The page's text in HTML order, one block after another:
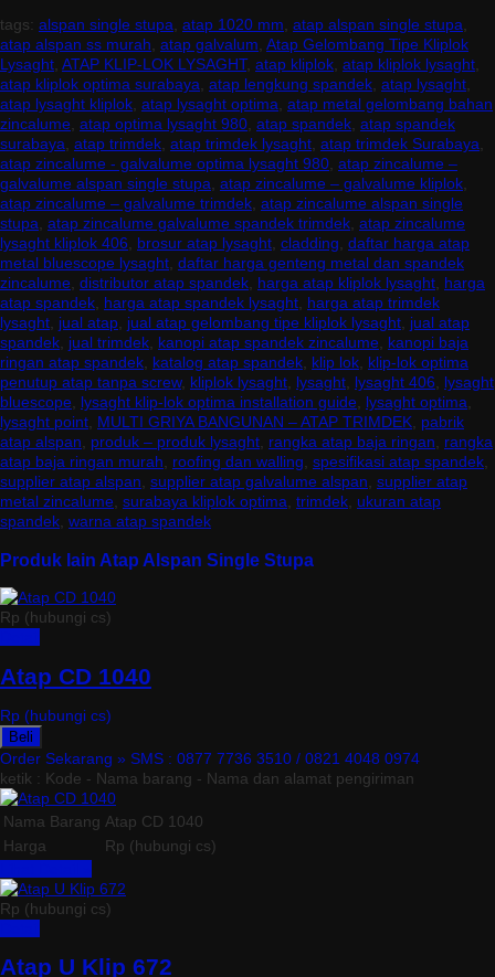
tags: alspan single stupa, atap 1020 mm, atap alspan single stupa,
atap alspan ss murah, atap galvalum, Atap Gelombang Tipe Kliplok
Lysaght, ATAP KLIP-LOK LYSAGHT, atap kliplok, atap kliplok lysaght,
atap kliplok optima surabaya, atap lengkung spandek, atap lysaght,
atap lysaght kliplok, atap lysaght optima, atap metal gelombang bahan
zincalume, atap optima lysaght 980, atap spandek, atap spandek
surabaya, atap trimdek, atap trimdek lysaght, atap trimdek Surabaya,
atap zincalume - galvalume optima lysaght 980, atap zincalume –
galvalume alspan single stupa, atap zincalume – galvalume kliplok,
atap zincalume – galvalume trimdek, atap zincalume alspan single
stupa, atap zincalume galvalume spandek trimdek, atap zincalume
lysaght kliplok 406, brosur atap lysaght, cladding, daftar harga atap
metal bluescope lysaght, daftar harga genteng metal dan spandek
zincalume, distributor atap spandek, harga atap kliplok lysaght, harga
atap spandek, harga atap spandek lysaght, harga atap trimdek
lysaght, jual atap, jual atap gelombang tipe kliplok lysaght, jual atap
spandek, jual trimdek, kanopi atap spandek zincalume, kanopi baja
ringan atap spandek, katalog atap spandek, klip lok, klip-lok optima
penutup atap tanpa screw, kliplok lysaght, lysaght, lysaght 406, lysaght
bluescope, lysaght klip-lok optima installation guide, lysaght optima,
lysaght point, MULTI GRIYA BANGUNAN – ATAP TRIMDEK, pabrik
atap alspan, produk – produk lysaght, rangka atap baja ringan, rangka
atap baja ringan murah, roofing dan walling, spesifikasi atap spandek,
supplier atap alspan, supplier atap galvalume alspan, supplier atap
metal zincalume, surabaya kliplok optima, trimdek, ukuran atap
spandek, warna atap spandek
Produk lain Atap Alspan Single Stupa
Rp (hubungi cs)
Atap CD 1040
Rp (hubungi cs)
Beli
Order Sekarang » SMS : 0877 7736 3510 / 0821 4048 0974
ketik : Kode - Nama barang - Nama dan alamat pengiriman
Nama Barang Atap CD 1040
Harga
Rp (hubungi cs)
Rp (hubungi cs)
Atap U Klip 672